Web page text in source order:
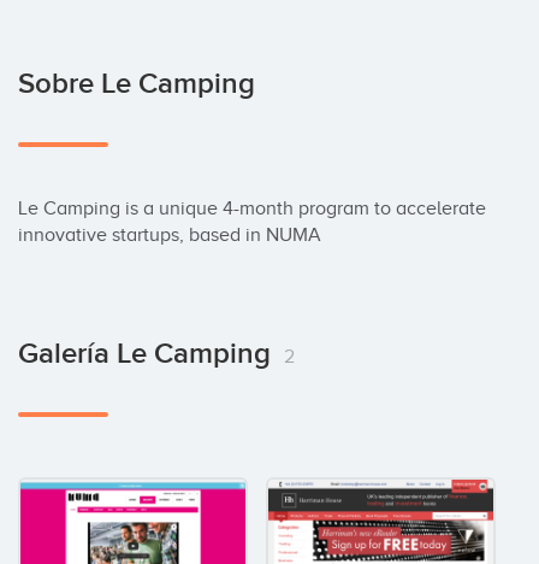
Sobre Le Camping
Le Camping is a unique 4-month program to accelerate
innovative startups, based in NUMA
Galería Le Camping 2